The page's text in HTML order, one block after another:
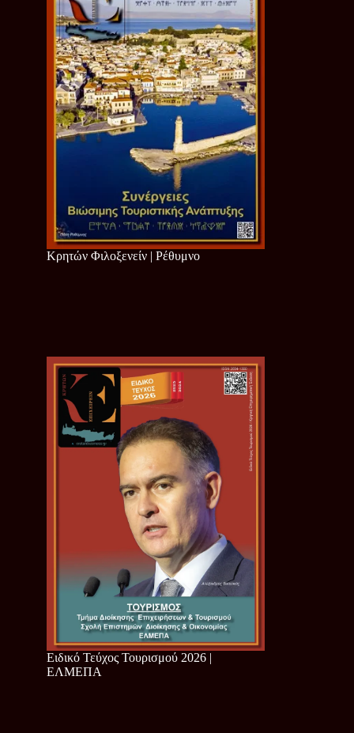
Κρητών Φιλοξενείν | Ρέθυμνο
Ειδικό Τεύχος Τουρισμού 2026 |
ΕΛΜΕΠΑ